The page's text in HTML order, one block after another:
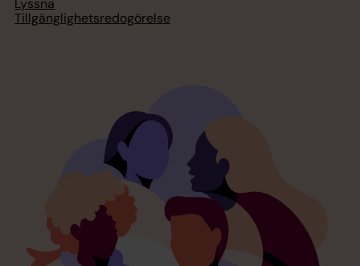
Lyssna
Tillgänglighetsredogörelse